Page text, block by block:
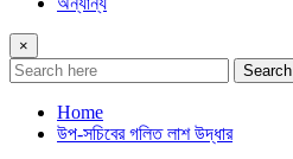
×
Search
Home
উপ-সচিবের গলিত লাশ উদ্ধার